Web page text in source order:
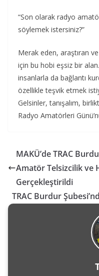
“Son olarak radyo
söylemek istersiniz?”
Merak eden, araştıran
için bu hobi eşsiz bir
insanlarla da bağlantı
özellikle teşvik etmek
Gelsinler, tanışalım,
Radyo Amatörleri
MAKÜ’de TRAC
Amatör Telsizcilik ve
Gerçekleştirildi
TRAC Burdur